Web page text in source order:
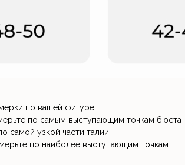
по вашей фигуре:
по самым выступающим точкам бюста
самой узкой части талии
по наиболее выступающим точкам